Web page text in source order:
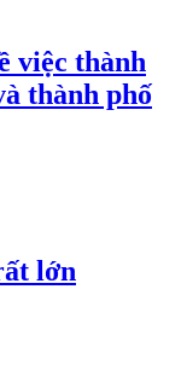
việc thành
thành phố
lớn